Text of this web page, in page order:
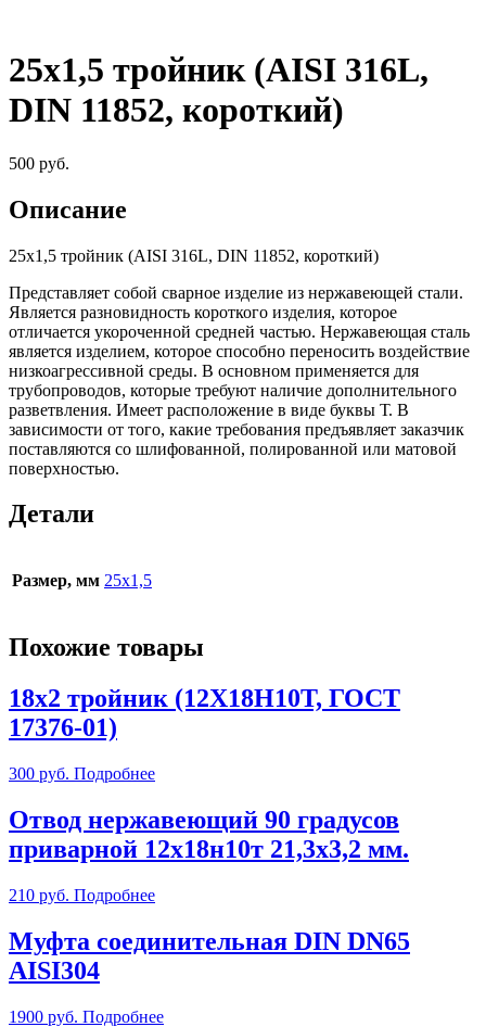
25х1,5 тройник (AISI 316L,
DIN 11852, короткий)
500 руб.
Описание
25х1,5 тройник (AISI 316L, DIN 11852, короткий)
Представляет собой сварное изделие из нержавеющей стали.
Является разновидность короткого изделия, которое
отличается укороченной средней частью. Нержавеющая сталь
является изделием, которое способно переносить воздействие
низкоагрессивной среды. В основном применяется для
трубопроводов, которые требуют наличие дополнительного
разветвления. Имеет расположение в виде буквы Т. В
зависимости от того, какие требования предъявляет заказчик
поставляются со шлифованной, полированной или матовой
поверхностью.
Детали
Размер, мм 25х1,5
Похожие товары
18х2 тройник (12Х18Н10Т, ГОСТ
17376-01)
300 руб. Подробнее
Отвод нержавеющий 90 градусов
приварной 12х18н10т 21,3х3,2 мм.
210 руб. Подробнее
Муфта соединительная DIN DN65
AISI304
1900 руб. Подробнее